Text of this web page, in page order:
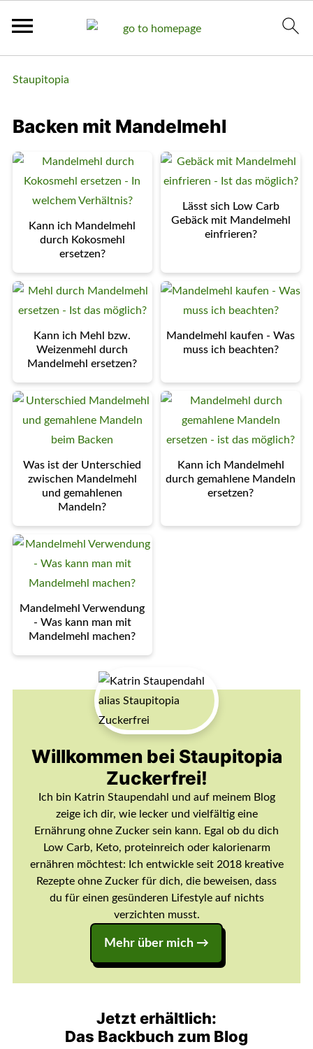
Staupitopia
Backen mit Mandelmehl
Kann ich Mandelmehl
durch Kokosmehl
ersetzen?
Lässt sich Low Carb
Gebäck mit Mandelmehl
einfrieren?
Kann ich Mehl bzw.
Weizenmehl durch
Mandelmehl ersetzen?
Mandelmehl kaufen - Was
muss ich beachten?
Was ist der Unterschied
zwischen Mandelmehl
und gemahlenen
Mandeln?
Kann ich Mandelmehl
durch gemahlene Mandeln
ersetzen?
Mandelmehl Verwendung
- Was kann man mit
Mandelmehl machen?
Willkommen bei Staupitopia
Zuckerfrei!
Ich bin Katrin Staupendahl und auf meinem Blog
zeige ich dir, wie lecker und vielfältig eine
Ernährung ohne Zucker sein kann. Egal ob du dich
Low Carb, Keto, proteinreich oder kalorienarm
ernähren möchtest: Ich entwickle seit 2018 kreative
Rezepte ohne Zucker für dich, die beweisen, dass
du für einen gesünderen Lifestyle auf nichts
verzichten musst.
Mehr über mich →
Jetzt erhältlich:
Das Backbuch zum Blog